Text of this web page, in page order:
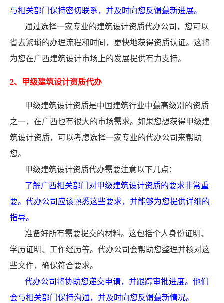
与相关部门保持密切联系，并及时向您反馈蕞新进展。
通过选择一家专业的建筑设计资质代办公司，您可以
省去繁琐的办理流程和时间，更快地获得资质认证。这将
为您在广西建筑设计市场上的发展提供有力支持。
2、甲级建筑设计资质代办
甲级建筑设计资质是中国建筑行业中蕞高级别的资质
之一，在广西也有很大的市场需求。如果您想获得甲级建
筑设计资质，可以考虑选择一家专业的代办公司来帮助
您。
甲级建筑设计资质代办需要注意以下几点：
了解广西相关部门对甲级建筑设计资质的要求非常重
要。代办公司应该熟悉这些要求，并能够为您提供详细的
指导。
准备好所有需要提交的材料。这包括个人身份证明、
学历证明、工作经历等。代办公司会帮助您整理并核对这
些文件，确保符合要求。
代办公司将协助您递交申请，并跟踪审批进度。他们
会与相关部门保持沟通，并及时向您反馈蕞新情况。